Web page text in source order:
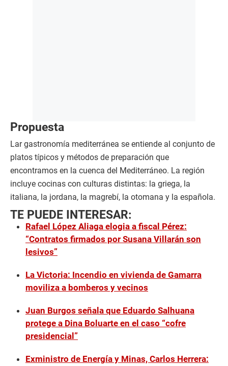
Propuesta
Lar gastronomía mediterránea se entiende al conjunto de
platos típicos y métodos de preparación que
encontramos en la cuenca del Mediterráneo. La región
incluye cocinas con culturas distintas: la griega, la
italiana, la jordana, la magrebí, la otomana y la española.
TE PUEDE INTERESAR:
Rafael López Aliaga elogia a fiscal Pérez:
“Contratos firmados por Susana Villarán son
lesivos”
La Victoria: Incendio en vivienda de Gamarra
moviliza a bomberos y vecinos
Juan Burgos señala que Eduardo Salhuana
protege a Dina Boluarte en el caso “cofre
presidencial”
Exministro de Energía y Minas, Carlos Herrera: